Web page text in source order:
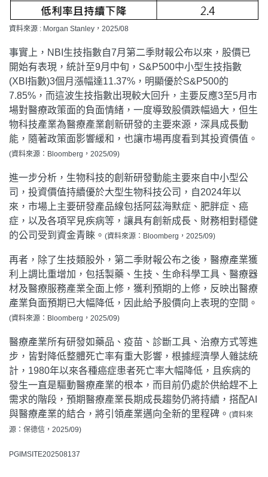
資料來源 : Morgan Stanley，2025/08
事實上，NBI生技指數自7月第二季財報公布以來，股價已
開始有表現，統計至9月中旬，S&P500中小型生技指數
(XBI指數)3個月漲幅達11.37%，明顯優於S&P500的
7.85%，而這波生技指數出現較大回升，主要反應3至5月市
場對醫療政策面的負面情緒，一度導致股價跌幅過大，但生
物科技產業為醫療產業創新研發的主要來源，深具成長動
能，隨著政策面影響緩和，也讓市場再度看到其投資價值。
(資料來源：Bloomberg，2025/09)
進一步分析，生物科技的創新研發動能主要來自中小型公
司，投資價值持續優於大型生物科技公司，自2024年以
來，市場上主要研發產品線包括阿茲海默症、肥胖症、癌
症，以及各項罕見疾病等，讓具有創新成長、財務相對穩健
的公司受到資金青睞。 (資料來源：Bloomberg，2025/09)
再者，除了生技類股外，第二季財報公布之後，醫療產業獲
利上調比重增加，包括製藥、生技、生命科學工具、醫療器
材及醫療服務產業全面上修，獲利預期的上修，反映出醫療
產業負面預期已大幅降低，因此給予股價向上表現的空間。
(資料來源：Bloomberg，2025/09)
醫療產業所有研發如藥品、疫苗、診斷工具、治療方式等進
步，皆對降低整體死亡率有重大影響，根據經濟學人雜誌統
計，1980年以來各種癌症患者死亡率大幅降低，且疾病的
發生一直是驅動醫療產業的根本，而目前仍處於供給趕不上
需求的階段，預期醫療產業長期成長趨勢仍將持續，搭配AI
與醫療產業的結合，將引領產業邁向全新的里程碑。 (資料來
源：保德信，2025/09)
PGIMSITE202508137